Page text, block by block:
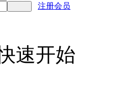
注册会员
速开始